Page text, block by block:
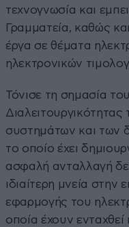
τεχνογνωσία και
Γραμματεία, καθώς
έργα σε θέματα
ηλεκτρονικών
Τόνισε τη σημασία
συστημάτων και των
το οποίο έχει
ασφαλή ανταλλαγή
ιδιαίτερη μνεία στην
εφαρμογής του
οποία έχουν